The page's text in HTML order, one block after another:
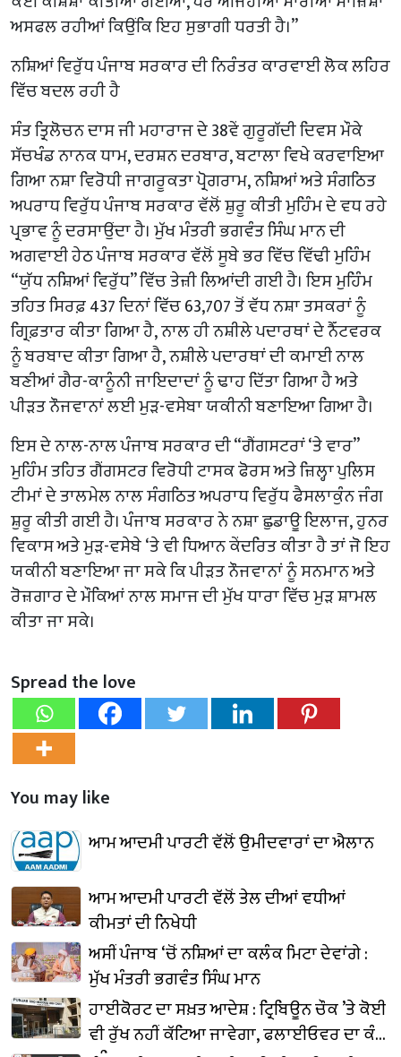
ਅਸਫਲ ਰਹੀਆਂ ਕਿਉਂਕਿ ਇਹ ਸੁਭਾਗੀ ਧਰਤੀ ਹੈ।”
ਨਸ਼ਿਆਂ ਵਿਰੁੱਧ ਪੰਜਾਬ ਸਰਕਾਰ ਦੀ ਨਿਰੰਤਰ ਕਾਰਵਾਈ ਲੋਕ ਲਹਿਰ
ਵਿੱਚ ਬਦਲ ਰਹੀ ਹੈ
ਸੰਤ ਤ੍ਰਿਲੋਚਨ ਦਾਸ ਜੀ ਮਹਾਰਾਜ ਦੇ 38ਵੇਂ ਗੁਰੂਗੱਦੀ ਦਿਵਸ ਮੌਕੇ
ਸੱਚਖੰਡ ਨਾਨਕ ਧਾਮ, ਦਰਸ਼ਨ ਦਰਬਾਰ, ਬਟਾਲਾ ਵਿਖੇ ਕਰਵਾਇਆ
ਗਿਆ ਨਸ਼ਾ ਵਿਰੋਧੀ ਜਾਗਰੂਕਤਾ ਪ੍ਰੋਗਰਾਮ, ਨਸ਼ਿਆਂ ਅਤੇ ਸੰਗਠਿਤ
ਅਪਰਾਧ ਵਿਰੁੱਧ ਪੰਜਾਬ ਸਰਕਾਰ ਵੱਲੋਂ ਸ਼ੁਰੂ ਕੀਤੀ ਮੁਹਿੰਮ ਦੇ ਵਧ ਰਹੇ
ਪ੍ਰਭਾਵ ਨੂੰ ਦਰਸਾਉਂਦਾ ਹੈ। ਮੁੱਖ ਮੰਤਰੀ ਭਗਵੰਤ ਸਿੰਘ ਮਾਨ ਦੀ
ਅਗਵਾਈ ਹੇਠ ਪੰਜਾਬ ਸਰਕਾਰ ਵੱਲੋਂ ਸੂਬੇ ਭਰ ਵਿੱਚ ਵਿੱਢੀ ਮੁਹਿੰਮ
“ਯੁੱਧ ਨਸ਼ਿਆਂ ਵਿਰੁੱਧ” ਵਿੱਚ ਤੇਜ਼ੀ ਲਿਆਂਦੀ ਗਈ ਹੈ। ਇਸ ਮੁਹਿੰਮ
ਤਹਿਤ ਸਿਰਫ਼ 437 ਦਿਨਾਂ ਵਿੱਚ 63,707 ਤੋਂ ਵੱਧ ਨਸ਼ਾ ਤਸਕਰਾਂ ਨੂੰ
ਗ੍ਰਿਫ਼ਤਾਰ ਕੀਤਾ ਗਿਆ ਹੈ, ਨਾਲ ਹੀ ਨਸ਼ੀਲੇ ਪਦਾਰਥਾਂ ਦੇ ਨੈੱਟਵਰਕ
ਨੂੰ ਬਰਬਾਦ ਕੀਤਾ ਗਿਆ ਹੈ, ਨਸ਼ੀਲੇ ਪਦਾਰਥਾਂ ਦੀ ਕਮਾਈ ਨਾਲ
ਬਣੀਆਂ ਗੈਰ-ਕਾਨੂੰਨੀ ਜਾਇਦਾਦਾਂ ਨੂੰ ਢਾਹ ਦਿੱਤਾ ਗਿਆ ਹੈ ਅਤੇ
ਪੀੜਤ ਨੌਜਵਾਨਾਂ ਲਈ ਮੁੜ-ਵਸੇਬਾ ਯਕੀਨੀ ਬਣਾਇਆ ਗਿਆ ਹੈ।
ਇਸ ਦੇ ਨਾਲ-ਨਾਲ ਪੰਜਾਬ ਸਰਕਾਰ ਦੀ “ਗੈਂਗਸਟਰਾਂ ‘ਤੇ ਵਾਰ”
ਮੁਹਿੰਮ ਤਹਿਤ ਗੈਂਗਸਟਰ ਵਿਰੋਧੀ ਟਾਸਕ ਫੋਰਸ ਅਤੇ ਜ਼ਿਲ੍ਹਾ ਪੁਲਿਸ
ਟੀਮਾਂ ਦੇ ਤਾਲਮੇਲ ਨਾਲ ਸੰਗਠਿਤ ਅਪਰਾਧ ਵਿਰੁੱਧ ਫੈਸਲਾਕੁੰਨ ਜੰਗ
ਸ਼ੁਰੂ ਕੀਤੀ ਗਈ ਹੈ। ਪੰਜਾਬ ਸਰਕਾਰ ਨੇ ਨਸ਼ਾ ਛੁਡਾਊ ਇਲਾਜ, ਹੁਨਰ
ਵਿਕਾਸ ਅਤੇ ਮੁੜ-ਵਸੇਬੇ ‘ਤੇ ਵੀ ਧਿਆਨ ਕੇਂਦਰਿਤ ਕੀਤਾ ਹੈ ਤਾਂ ਜੋ ਇਹ
ਯਕੀਨੀ ਬਣਾਇਆ ਜਾ ਸਕੇ ਕਿ ਪੀੜਤ ਨੌਜਵਾਨਾਂ ਨੂੰ ਸਨਮਾਨ ਅਤੇ
ਰੋਜ਼ਗਾਰ ਦੇ ਮੌਕਿਆਂ ਨਾਲ ਸਮਾਜ ਦੀ ਮੁੱਖ ਧਾਰਾ ਵਿੱਚ ਮੁੜ ਸ਼ਾਮਲ
ਕੀਤਾ ਜਾ ਸਕੇ।
Spread the love
You may like
ਆਮ ਆਦਮੀ ਪਾਰਟੀ ਵੱਲੋਂ ਉਮੀਦਵਾਰਾਂ ਦਾ ਐਲਾਨ
ਆਮ ਆਦਮੀ ਪਾਰਟੀ ਵੱਲੋਂ ਤੇਲ ਦੀਆਂ ਵਧੀਆਂ
ਕੀਮਤਾਂ ਦੀ ਨਿਖੇਧੀ
ਅਸੀਂ ਪੰਜਾਬ ‘ਚੋਂ ਨਸ਼ਿਆਂ ਦਾ ਕਲੰਕ ਮਿਟਾ ਦੇਵਾਂਗੇ :
ਮੁੱਖ ਮੰਤਰੀ ਭਗਵੰਤ ਸਿੰਘ ਮਾਨ
ਹਾਈਕੋਰਟ ਦਾ ਸਖ਼ਤ ਆਦੇਸ਼ : ਟ੍ਰਿਬਿਊਨ ਚੌਕ ’ਤੇ ਕੋਈ
ਵੀ ਰੁੱਖ ਨਹੀਂ ਕੱਟਿਆ ਜਾਵੇਗਾ, ਫਲਾਈਓਵਰ ਦਾ ਕੰਮ